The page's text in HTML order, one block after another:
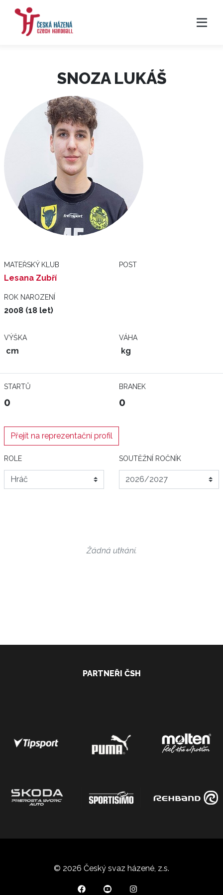
SNOZA LUKÁŠ
MATEŘSKÝ KLUB
Lesana Zubří
POST
ROK NAROZENÍ
2008 (18 let)
VÝŠKA
cm
VÁHA
kg
STARTŮ
0
BRANEK
0
Přejít na reprezentační profil
ROLE SOUTĚŽNÍ ROČNÍK
Žádná utkání.
PARTNEŘI ČSH
© 2026 Český svaz házené, z.s.